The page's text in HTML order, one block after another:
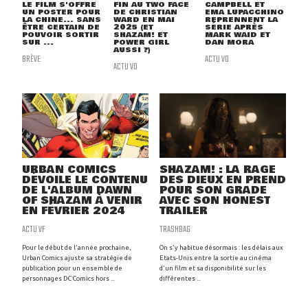
LE FILM S'OFFRE
UN POSTER POUR
LA CHINE... SANS
ÊTRE CERTAIN DE
POUVOIR SORTIR
SUR ...
BRÈVE
FIN AU TWO FACE
DE CHRISTIAN
WARD EN MAI
2025 (ET
SHAZAM! ET
POWER GIRL
AUSSI ?)
ACTU VO
CAMPBELL ET
EMA LUPACCHINO
REPRENNENT LA
SÉRIE APRÈS
MARK WAID ET
DAN MORA
ACTU VO
URBAN COMICS
DÉVOILE LE CONTENU
DE L'ALBUM DAWN
OF SHAZAM À VENIR
EN FÉVRIER 2024
ACTU VF
Pour le début de l'année prochaine,
Urban Comics ajuste sa stratégie de
publication pour un ensemble de
personnages DC Comics hors ...
SHAZAM! : LA RAGE
DES DIEUX EN PREND
POUR SON GRADE
AVEC SON HONEST
TRAILER
TRASHBAG
On s'y habitue désormais : les délais aux
Etats-Unis entre la sortie au cinéma
d'un film et sa disponibilité sur les
différentes ...